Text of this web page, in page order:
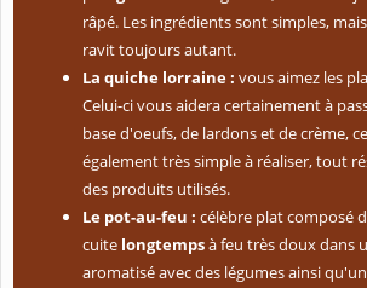
râpé. Les ingrédients sont simples,
ravit toujours autant.
La quiche lorraine : vous aimez les
Celui-ci vous aidera certainement à
base d'oeufs, de lardons et de crème,
également très simple à réaliser, tout
des produits utilisés.
Le pot-au-feu : célèbre plat composé
cuite longtempsà feu très doux dans
aromatisé avec des légumes ainsi